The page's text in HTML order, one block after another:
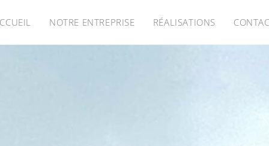
NOTRE ENTREPRISE RÉALISATIONS